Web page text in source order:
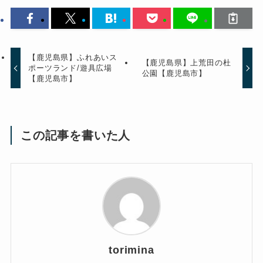
【鹿児島県】ふれあいス
ポーツランド/遊具広場
【鹿児島市】
【鹿児島県】上荒田の杜
公園【鹿児島市】
この記事を書いた人
torimina